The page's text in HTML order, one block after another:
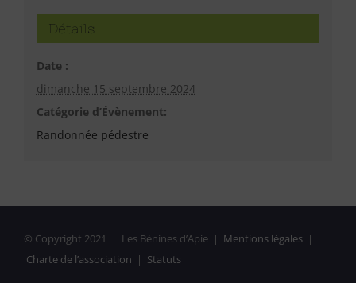
Détails
Date :
dimanche 15 septembre 2024
Catégorie d’Évènement:
Randonnée pédestre
© Copyright 2021 | Les Bénines d’Apie | Mentions légales|
Charte de l’association | Statuts